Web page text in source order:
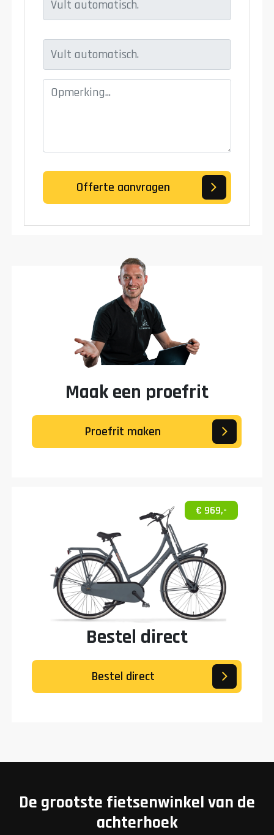
Offerte aanvragen
Maak een proefrit
Proefrit maken
€ 969,-
Bestel direct
Bestel direct
De grootste fietsenwinkel van de
achterhoek